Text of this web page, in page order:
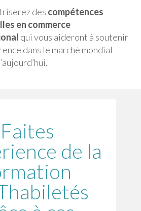
des compétences
en commerce
qui vous aideront à soutenir
dans le marché mondial
Faites
de la